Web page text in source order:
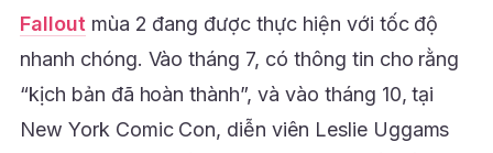
Falloutmùa 2 đang được thực hiện với tốc độ
nhanh chóng. Vào tháng 7, có thông tin cho rằng
“kịch bản đã hoàn thành”, và vào tháng 10, tại
New York Comic Con, diễn viên Leslie Uggams